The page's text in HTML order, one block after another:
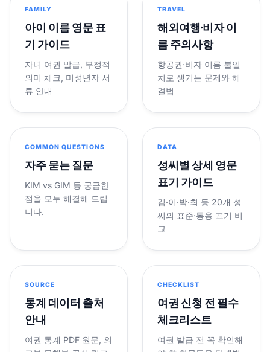
FAMILY
아이 이름 영문 표
기 가이드
자녀 여권 발급, 부정적
의미 체크, 미성년자 서
류 안내
TRAVEL
해외여행·비자 이
름 주의사항
항공권·비자 이름 불일
치로 생기는 문제와 해
결법
COMMON QUESTIONS
자주 묻는 질문
KIM vs GIM 등 궁금한
점을 모두 해결해 드립
니다.
DATA
성씨별 상세 영문
표기 가이드
김·이·박·최 등 20개 성
씨의 표준·통용 표기 비
교
SOURCE
통계 데이터 출처
안내
여권 통계 PDF 원문, 외
CHECKLIST
여권 신청 전 필수
체크리스트
여권 발급 전 꼭 확인해